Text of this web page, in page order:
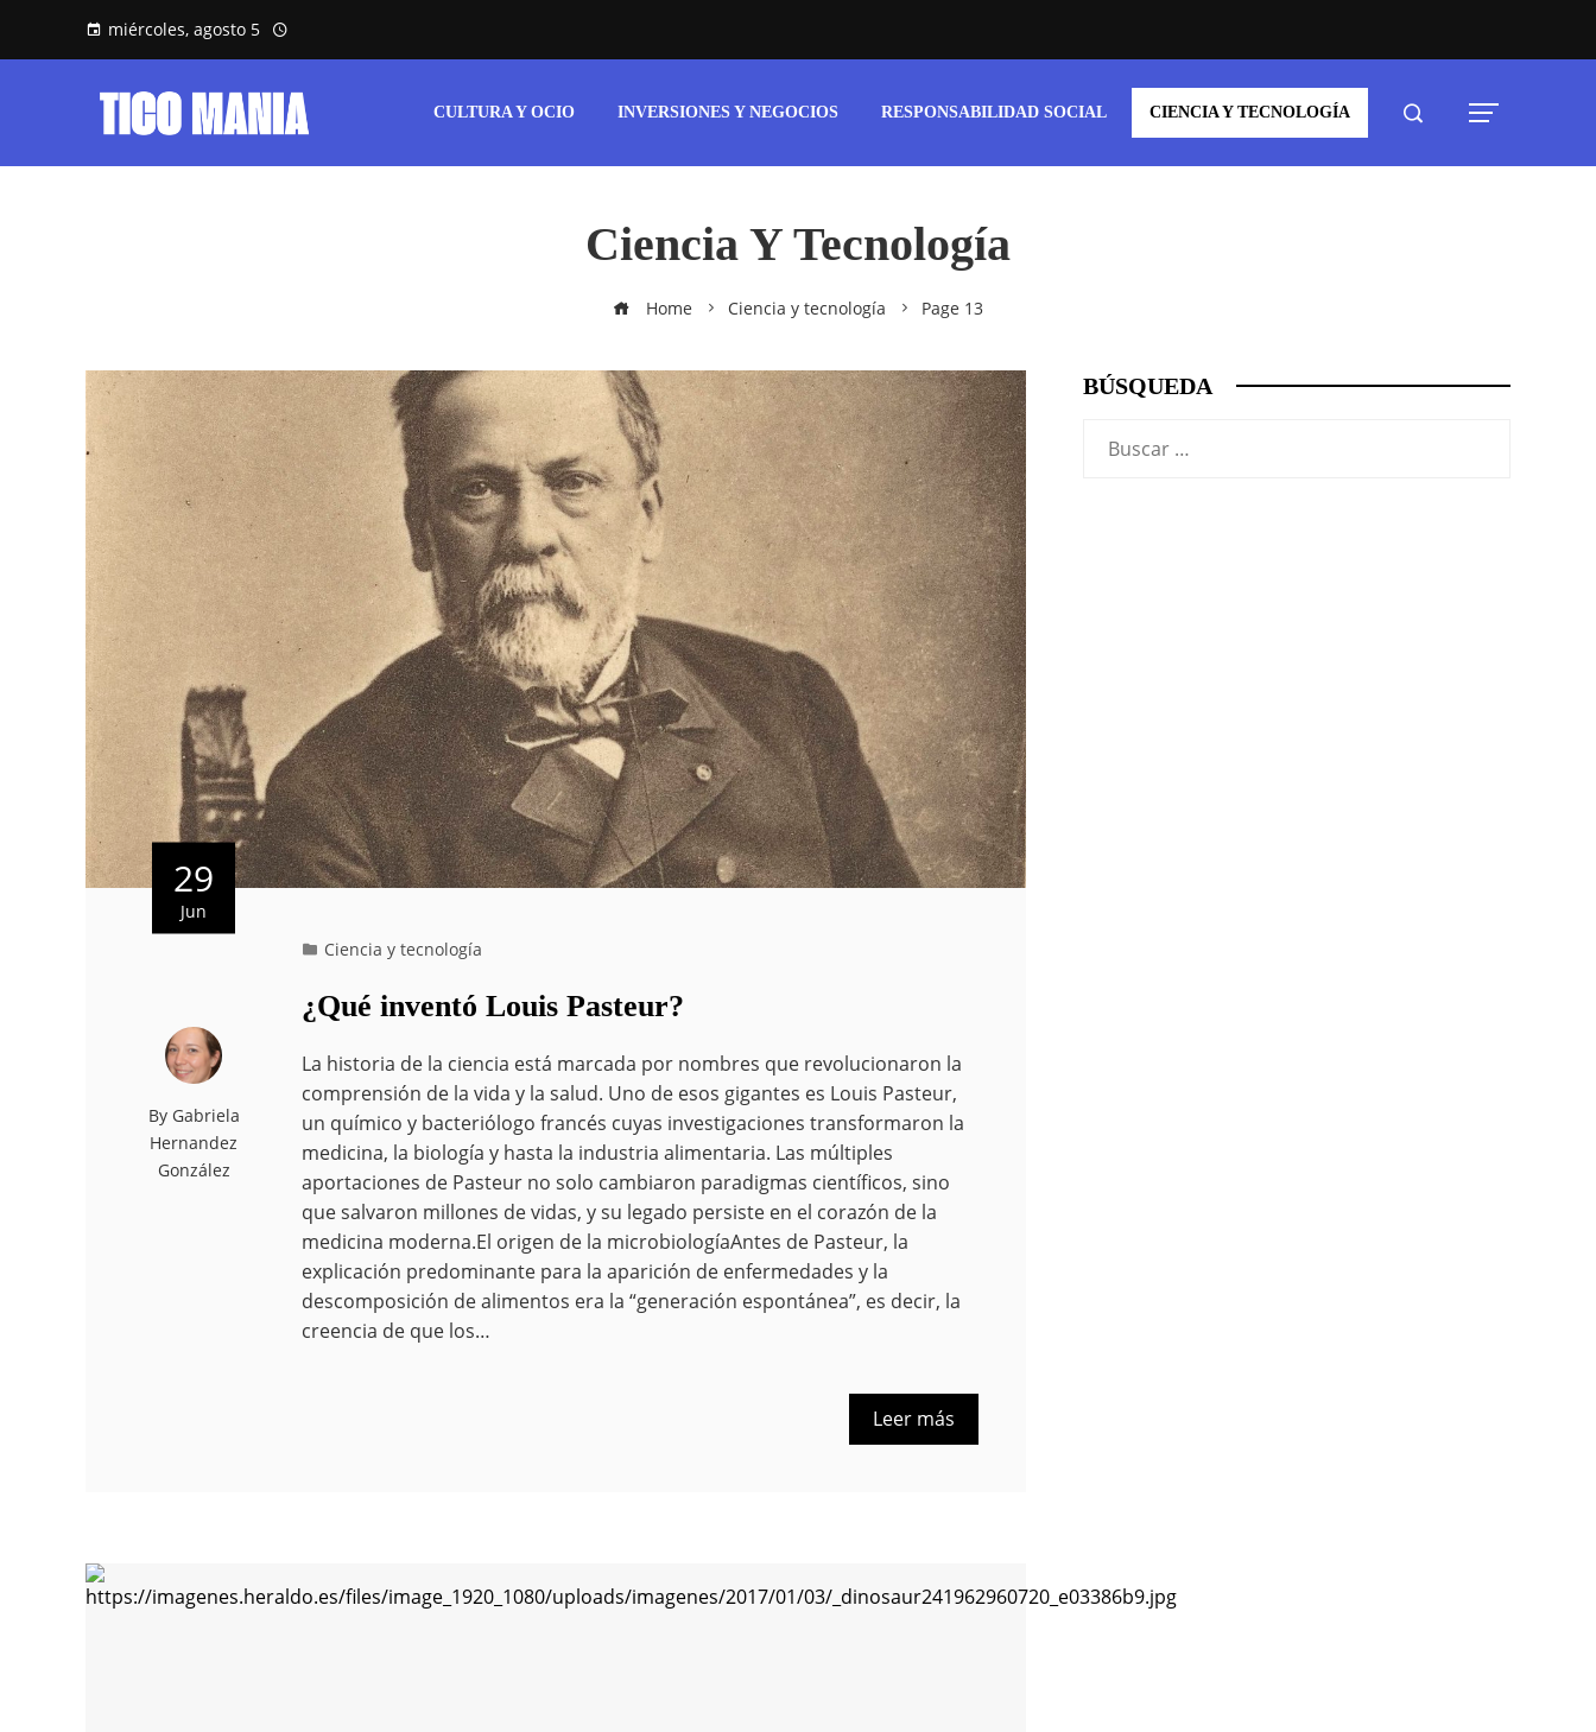
miércoles, agosto 5
CULTURA Y OCIO INVERSIONES Y NEGOCIOS RESPONSABILIDAD SOCIAL CIENCIA Y TECNOLOGÍA
Ciencia Y Tecnología
Home Ciencia y tecnología Page 13
29
Jun
By Gabriela
Hernandez
González
Ciencia y tecnología
¿Qué inventó Louis Pasteur?
La historia de la ciencia está marcada por nombres que revolucionaron la
comprensión de la vida y la salud. Uno de esos gigantes es Louis Pasteur,
un químico y bacteriólogo francés cuyas investigaciones transformaron la
medicina, la biología y hasta la industria alimentaria. Las múltiples
aportaciones de Pasteur no solo cambiaron paradigmas científicos, sino
que salvaron millones de vidas, y su legado persiste en el corazón de la
medicina moderna.El origen de la microbiologíaAntes de Pasteur, la
explicación predominante para la aparición de enfermedades y la
descomposición de alimentos era la “generación espontánea”, es decir, la
creencia de que los…
Leer más
BÚSQUEDA